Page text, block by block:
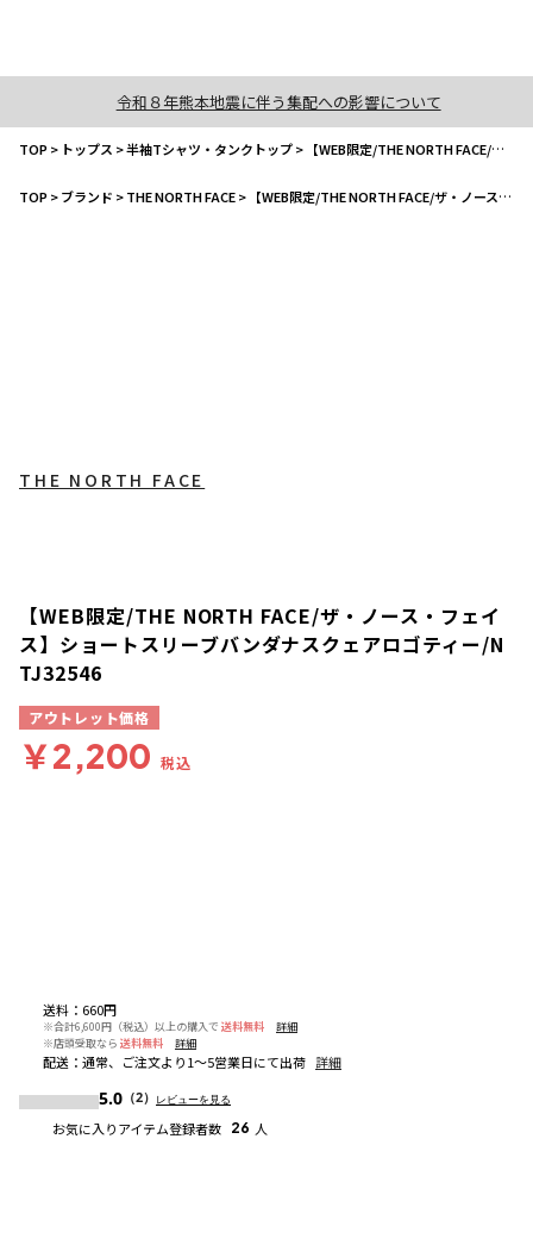
令和８年熊本地震に伴う集配への影響について
TOP> トップス >半袖Tシャツ・タンクトップ> 【WEB限定/THE NORTH FACE/ザ・ノース・フェイス】ショートスリーブバンダナスクェアロゴティー/NTJ32546
TOP>ブランド >THE NORTH FACE> 【WEB限定/THE NORTH FACE/ザ・ノース・フェイス】ショートスリーブバンダナスクェアロゴティー/NTJ32546
送料 ： 660円
※合計6,600円（税込）以上の購入で 送料無料
詳細
※店頭受取なら 送料無料 詳細
配送 ： 通常、ご注文より1～5営業日にて出荷 詳細
5.0 （2） レビューを見る
お気に入りアイテム登録者数 26 人
THE NORTH FACE
【WEB限定/THE NORTH FACE/ザ・ノース・フェイ
ス】ショートスリーブバンダナスクェアロゴティー/N
TJ32546
アウトレット価格
￥2,200 税込